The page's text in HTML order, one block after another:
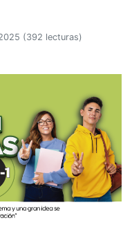
(392 lecturas)